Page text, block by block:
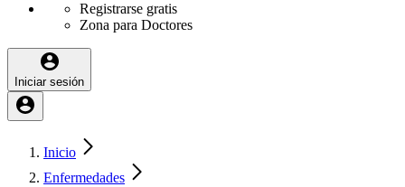
Registrarse gratis
Zona para Doctores
Iniciar sesión
Inicio
Enfermedades